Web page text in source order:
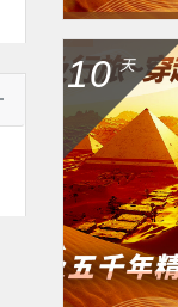
10 天